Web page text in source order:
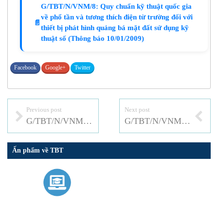
📄
G/TBT/N/VNM/8: Quy chuẩn kỹ thuật quốc gia
về phổ tần và tương thích điện từ trường đối với
thiết bị phát hình quảng bá mặt đất sử dụng kỹ
thuật số (Thông báo 10/01/2009)
Facebook Google+ Twitter
Previous post
G/TBT/N/VNM/7: Quy chuẩn kỹ thuật quốc gia về phổ tần và tương thích điện từ trường đối với thiết bị phát thanh quảng bá sử dụng kỹ thuật điều tần (FM)
Next post
G/TBT/N/VNM/9: Quy chuẩn kỹ thuật quốc gia về tương thích điện từ đối với thiết bị điện và điện tử gia dụng và các mục đích tương tự
Ấn phẩm về TBT